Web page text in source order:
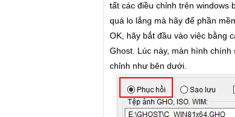
tất các điều chỉnh trên windows
quá lo lắng mà hãy để phần
OK, hãy bắt đầu vào việc bằng
Ghost. Lúc này, màn hình
chỉnh như bên dưới.